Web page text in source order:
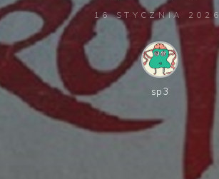
16 STYCZNIA 2026
sp3